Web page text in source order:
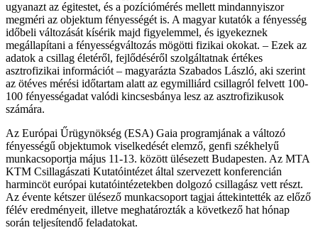
ugyanazt az égitestet, és a pozíciómérés mellett mindannyiszor
megméri az objektum fényességét is. A magyar kutatók a fényesség
időbeli változását kísérik majd figyelemmel, és igyekeznek
megállapítani a fényességváltozás mögötti fizikai okokat. – Ezek az
adatok a csillag életéről, fejlődéséről szolgáltatnak értékes
asztrofizikai információt – magyarázta Szabados László, aki szerint
az ötéves mérési időtartam alatt az egymilliárd csillagról felvett 100-
100 fényességadat valódi kincsesbánya lesz az asztrofizikusok
számára.
Az Európai Űrügynökség (ESA) Gaia programjának a változó
fényességű objektumok viselkedését elemző, genfi székhelyű
munkacsoportja május 11-13. között ülésezett Budapesten. Az MTA
KTM Csillagászati Kutatóintézet által szervezett konferencián
harmincöt európai kutatóintézetekben dolgozó csillagász vett részt.
Az évente kétszer ülésező munkacsoport tagjai áttekintették az előző
félév eredményeit, illetve meghatározták a következő hat hónap
során teljesítendő feladatokat.